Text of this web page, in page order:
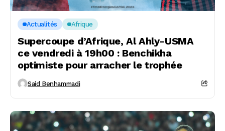
Actualités Afrique
Supercoupe d’Afrique, Al Ahly-USMA
ce vendredi à 19h00 : Benchikha
optimiste pour arracher le trophée
Said Benhammadi